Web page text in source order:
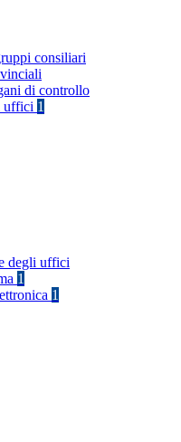
consiliari
di controllo
uffici 1
degli uffici
1
1